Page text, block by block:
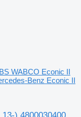
WABCO Econic II
Benz Econic II